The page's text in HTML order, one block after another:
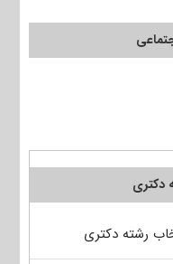
دکتری
رشته دکتری